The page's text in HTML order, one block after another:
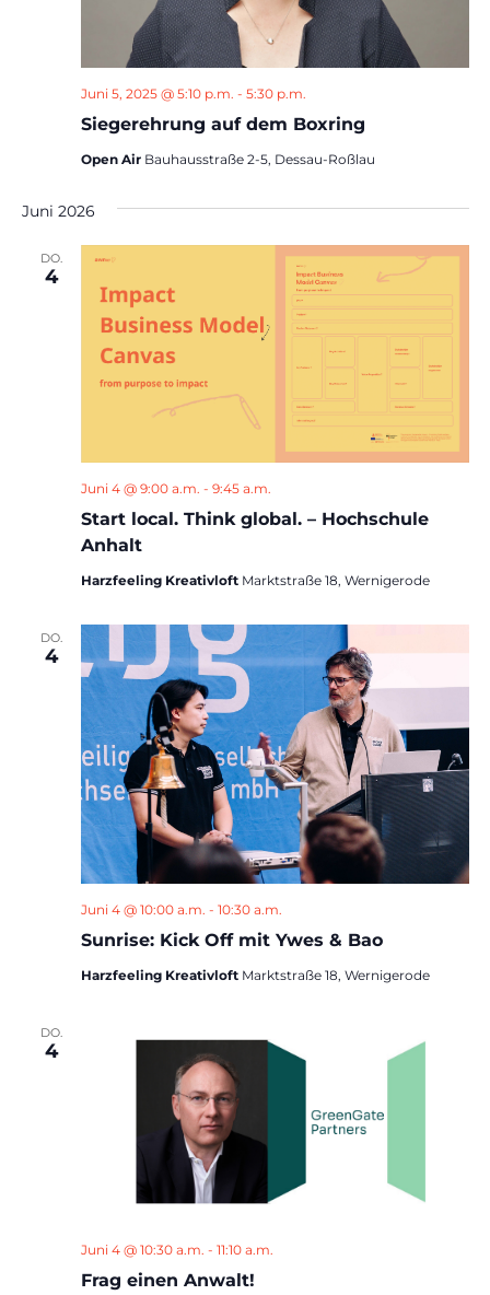
Siegerehrung auf dem Boxring
Juni 5, 2025 @ 5:10 p.m. - 5:30 p.m.
Open Air Bauhausstraße 2-5, Dessau-Roßlau
Juni 2026
DO.
4
Start local. Think global. – Hochschule
Anhalt
Juni 4 @ 9:00 a.m. - 9:45 a.m.
Harzfeeling Kreativloft Marktstraße 18, Wernigerode
DO.
4
Sunrise: Kick Off mit Ywes & Bao
Juni 4 @ 10:00 a.m. - 10:30 a.m.
Harzfeeling Kreativloft Marktstraße 18, Wernigerode
DO.
4
Frag einen Anwalt!
Juni 4 @ 10:30 a.m. - 11:10 a.m.